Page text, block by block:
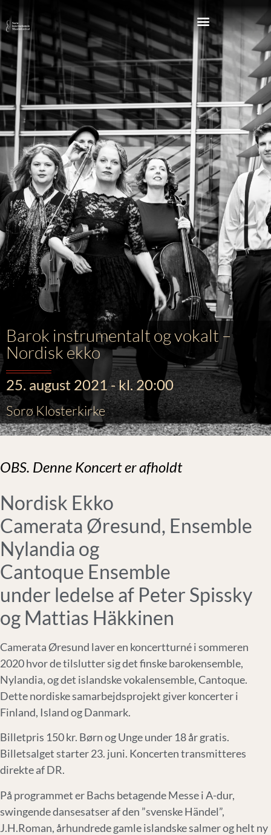
Barok instrumentalt og vokalt –
Nordisk ekko
25. august 2021 - kl. 20:00
Sorø Klosterkirke
OBS. Denne Koncert er afholdt
Nordisk Ekko
Camerata Øresund, Ensemble
Nylandia og
Cantoque Ensemble
under ledelse af Peter Spissky
og Mattias Häkkinen
Camerata Øresund laver en koncertturné i sommeren
2020 hvor de tilslutter sig det finske barokensemble,
Nylandia, og det islandske vokalensemble, Cantoque.
Dette nordiske samarbejdsprojekt giver koncerter i
Finland, Island og Danmark.
Billetpris 150 kr. Børn og Unge under 18 år gratis.
Billetsalget starter 23. juni. Koncerten transmitteres
direkte af DR.
På programmet er Bachs betagende Messe i A-dur,
swingende dansesatser af den ”svenske Händel”,
J.H.Roman, århundrede gamle islandske salmer og helt ny